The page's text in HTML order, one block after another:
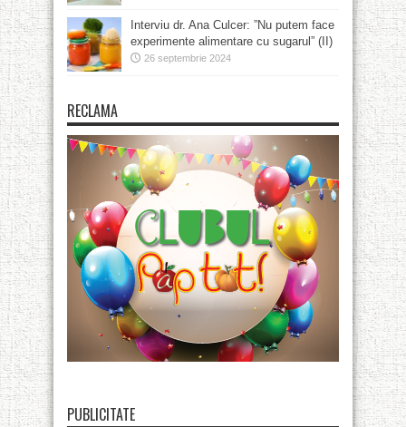
Interviu dr. Ana Culcer: ”Nu putem face
experimente alimentare cu sugarul” (II)
26 septembrie 2024
RECLAMA
PUBLICITATE